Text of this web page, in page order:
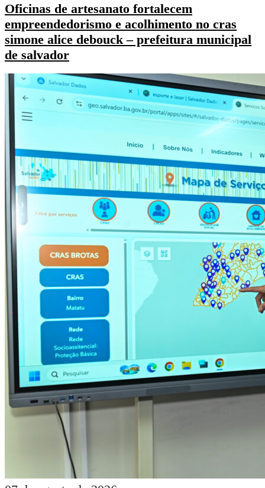
Oficinas de artesanato fortalecem
empreendedorismo e acolhimento no cras
simone alice debouck – prefeitura municipal
de salvador